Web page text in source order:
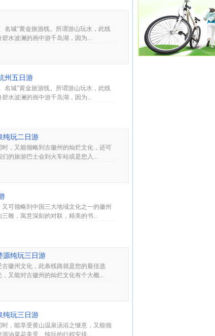
名城”黄金旅游线。所谓游山玩水，此线
水波澜的画中游千岛湖，因为...
州五日游
名城”黄金旅游线。所谓游山玩水，此线
水波澜的画中游千岛湖，因为...
纯玩二日游
，又能领略到古徽州的灿烂文化，还可
的旅游巴士会到火车站或是您入...
可领略到中国三大地域文化之一的徽州
雕，寓意深刻的对联，精美的书...
源纯玩三日游
徽州文化，此条线路就是您的最佳选
又能对古徽州的灿烂文化有个大概...
纯玩三日游
，能享受黄山温泉汤浴之惬意，又能领
油菜花美景。纯玩的行程安排，...